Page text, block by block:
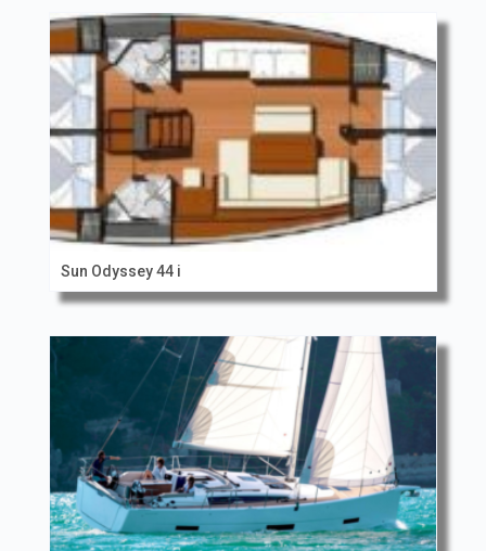
Sun Odyssey 44 i